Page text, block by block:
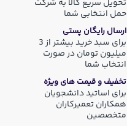
تحویل سریع کالا به شرکت
حمل انتخابی شما
ارسال رایگان پستی
برای سبد خرید بیشتر از 3
میلیون تومان در صورت
انتخاب شما
تخفیف و قیمت های ویژه
برای اساتید دانشجویان
همکاران تعمیرکاران
متخصصین